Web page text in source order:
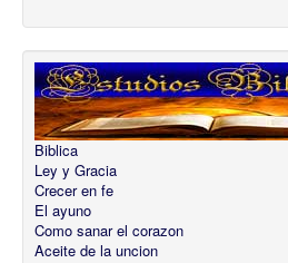
Biblica
Ley y Gracia
Crecer en fe
El ayuno
Como sanar el corazon
Aceite de la uncion